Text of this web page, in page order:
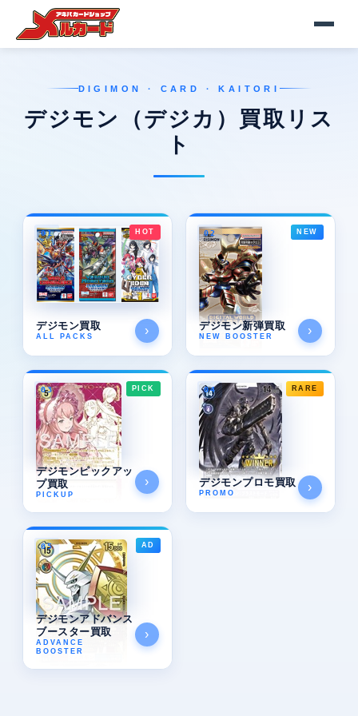
DIGIMON · CARD · KAITORI
デジモン（デジカ）買取リス
ト
01 HOT
デジモン買取
ALL PACKS ›
02 NEW
デジモン新弾買取
NEW BOOSTER ›
03 PICK
デジモンピックアッ
プ買取
PICKUP
›
04 RARE
デジモンプロモ買取
PROMO ›
05 AD
デジモンアドバンス
ブースター買取
ADVANCE
BOOSTER
›